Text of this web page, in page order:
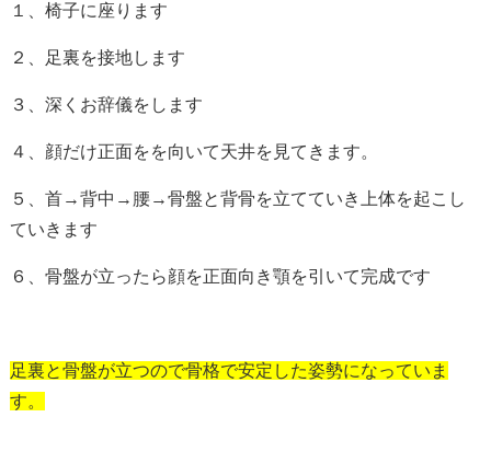
１、椅子に座ります
２、足裏を接地します
３、深くお辞儀をします
４、顔だけ正面をを向いて天井を見てきます。
５、首→背中→腰→骨盤と背骨を立てていき上体を起こし
ていきます
６、骨盤が立ったら顔を正面向き顎を引いて完成です
足裏と骨盤が立つので骨格で安定した姿勢になっていま
す。